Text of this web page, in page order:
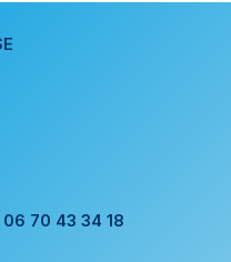
70 43 34 18